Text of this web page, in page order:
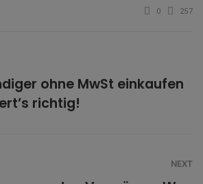
0 257
ohne MwSt einkaufen
richtig!
NEXT